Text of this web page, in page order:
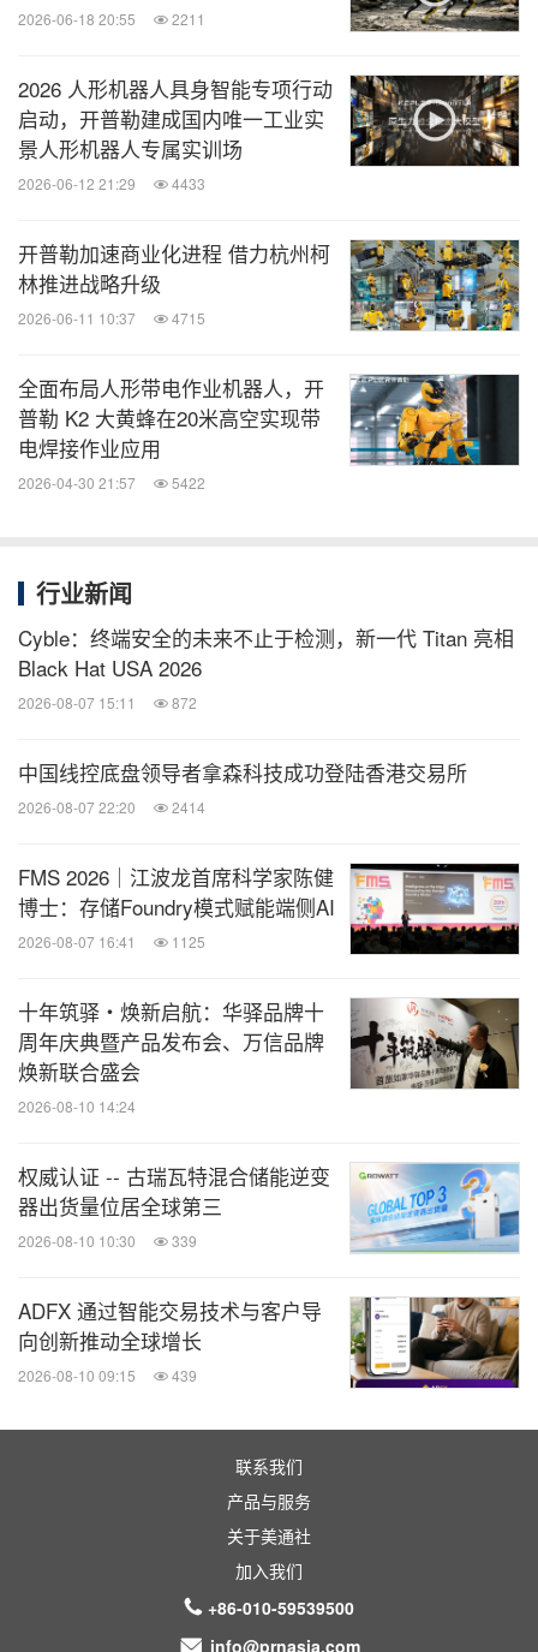
K2大黄蜂执行动作任务一般包括具身感知、具身决策
和具身执行三个部分，这对应着人类的大脑与小脑功
能。目前，开普勒在 "大脑" 端与国内多家知名的优秀
推理逻辑类大模型展开合作，为大脑的决策奠定了坚
实基础。同时，K2大黄蜂的仿生结构中配备了大量摄
像头和众多传感器。而 K2大黄蜂的特殊秘密武器
—— 自研的精准感知小模型，能够快速匹配这些能
小模型由大模型训练而来，其泛参数信息量相对较
少，是开普勒工程师针对不同工作任务，从大模型中
特定训练集合而成。将这些小模型应用到机器人身
上，能够显著提升工作的成功率和稳定性。目前，K2
维小模型。当它抓取包裹时，指尖的触觉感知能够实
度，以确保稳稳抓住包裹。
商业化推进：量产预售开启行业落地新篇章
硬件是人形机器人产业发展的根基，开普勒机器人
以"硬件先行"为核心发展策略，自研了行星滚柱丝杠
执行器， "巧手大师"灵巧手等核心零部件，并与头部
勒机器人希望与合作伙伴共同构建"技术-渠道-市
场"三位一体的体系，化解人形机器人商业化进程中
的痛点。
开普勒机器人的目标是用蓝领人形机器人提升生产力
水平和工作效率。启动量产前，K2"大黄蜂"已在多个
行业的头部企业完成实测，测试场景涉及物流搬运、
智能分拣、冲压上料、教育科研、展厅接待等。
随着商业化的深入，开普勒机器人将针对不同区域市
场的工业标准与消费习惯开发定制化应用解决方案，
期待与各个行业的客户共同释放人形机器人的价值。
2026-06-18 20:55 2211
2026 人形机器人具身智能专项行动
启动，开普勒建成国内唯一工业实
景人形机器人专属实训场
2026-06-12 21:29 4433
开普勒加速商业化进程 借力杭州柯
林推进战略升级
2026-06-11 10:37 4715
全面布局人形带电作业机器人，开
普勒 K2 大黄蜂在20米高空实现带
电焊接作业应用
2026-04-30 21:57 5422
行业新闻
Cyble：终端安全的未来不止于检测，新一代 Titan 亮相
Black Hat USA 2026
2026-08-07 15:11 872
中国线控底盘领导者拿森科技成功登陆香港交易所
2026-08-07 22:20 2414
FMS 2026｜江波龙首席科学家陈健
博士：存储Foundry模式赋能端侧AI
2026-08-07 16:41 1125
十年筑驿・焕新启航：华驿品牌十
周年庆典暨产品发布会、万信品牌
焕新联合盛会
2026-08-10 14:24
权威认证 -- 古瑞瓦特混合储能逆变
器出货量位居全球第三
2026-08-10 10:30 339
ADFX 通过智能交易技术与客户导
向创新推动全球增长
2026-08-10 09:15 439
联系我们
产品与服务
关于美通社
加入我们
+86-010-59539500
info@prnasia.com